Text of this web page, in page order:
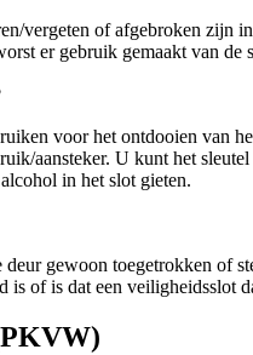
vergeten of afgebroken
er gebruik gemaakt van de
voor het ontdooien van
aansteker. U kunt het
in het slot gieten.
gewoon toegetrokken of
is of is dat een